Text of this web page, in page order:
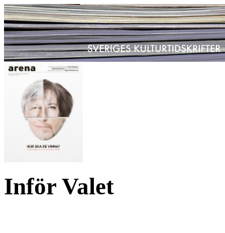
Inför Valet